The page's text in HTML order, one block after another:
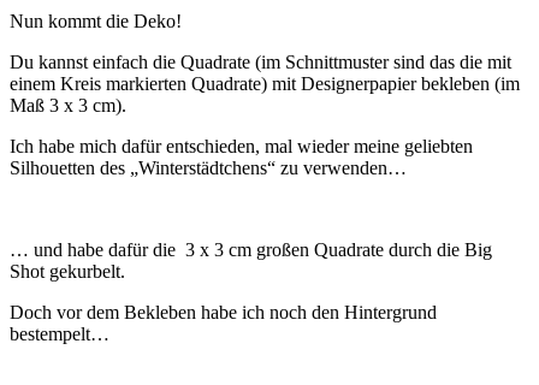
Nun kommt die Deko!
Du kannst einfach die Quadrate (im Schnittmuster sind das die mit
einem Kreis markierten Quadrate) mit Designerpapier bekleben (im
Maß 3 x 3 cm).
Ich habe mich dafür entschieden, mal wieder meine geliebten
Silhouetten des „Winterstädtchens“ zu verwenden…
… und habe dafür die 3 x 3 cm großen Quadrate durch die Big
Shot gekurbelt.
Doch vor dem Bekleben habe ich noch den Hintergrund
bestempelt…